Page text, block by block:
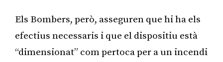
Els Bombers, però, asseguren que hi ha els
efectius necessaris i que el dispositiu està
“dimensionat” com pertoca per a un incendi